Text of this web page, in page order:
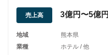
です。
売上高 3億円〜5億円
地域
熊本県
業種
ホテル / 他